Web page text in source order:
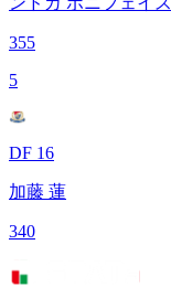
355
5
DF 16
加藤 蓮
340